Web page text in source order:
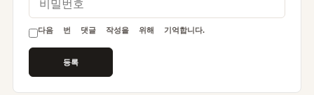
다음 번 댓글 작성을 위해 기억합니다.